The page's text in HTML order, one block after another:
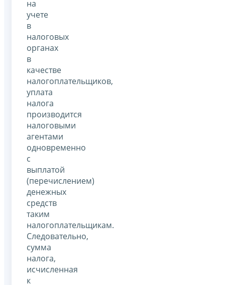
на
учете
в
налоговых
органах
в
качестве
налогоплательщиков,
уплата
налога
производится
налоговыми
агентами
одновременно
с
выплатой
(перечислением)
денежных
средств
таким
налогоплательщикам.
Следовательно,
сумма
налога,
исчисленная
к